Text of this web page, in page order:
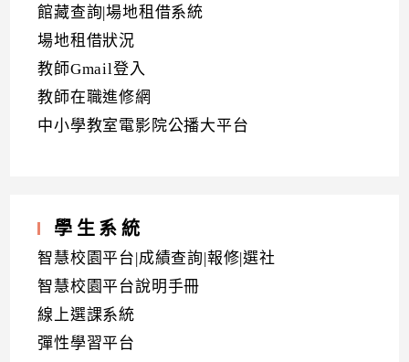
館藏查詢|場地租借系統
場地租借狀況
教師Gmail登入
教師在職進修網
中小學教室電影院公播大平台
學生系統
智慧校園平台|成績查詢|報修|選社
智慧校園平台說明手冊
線上選課系統
彈性學習平台